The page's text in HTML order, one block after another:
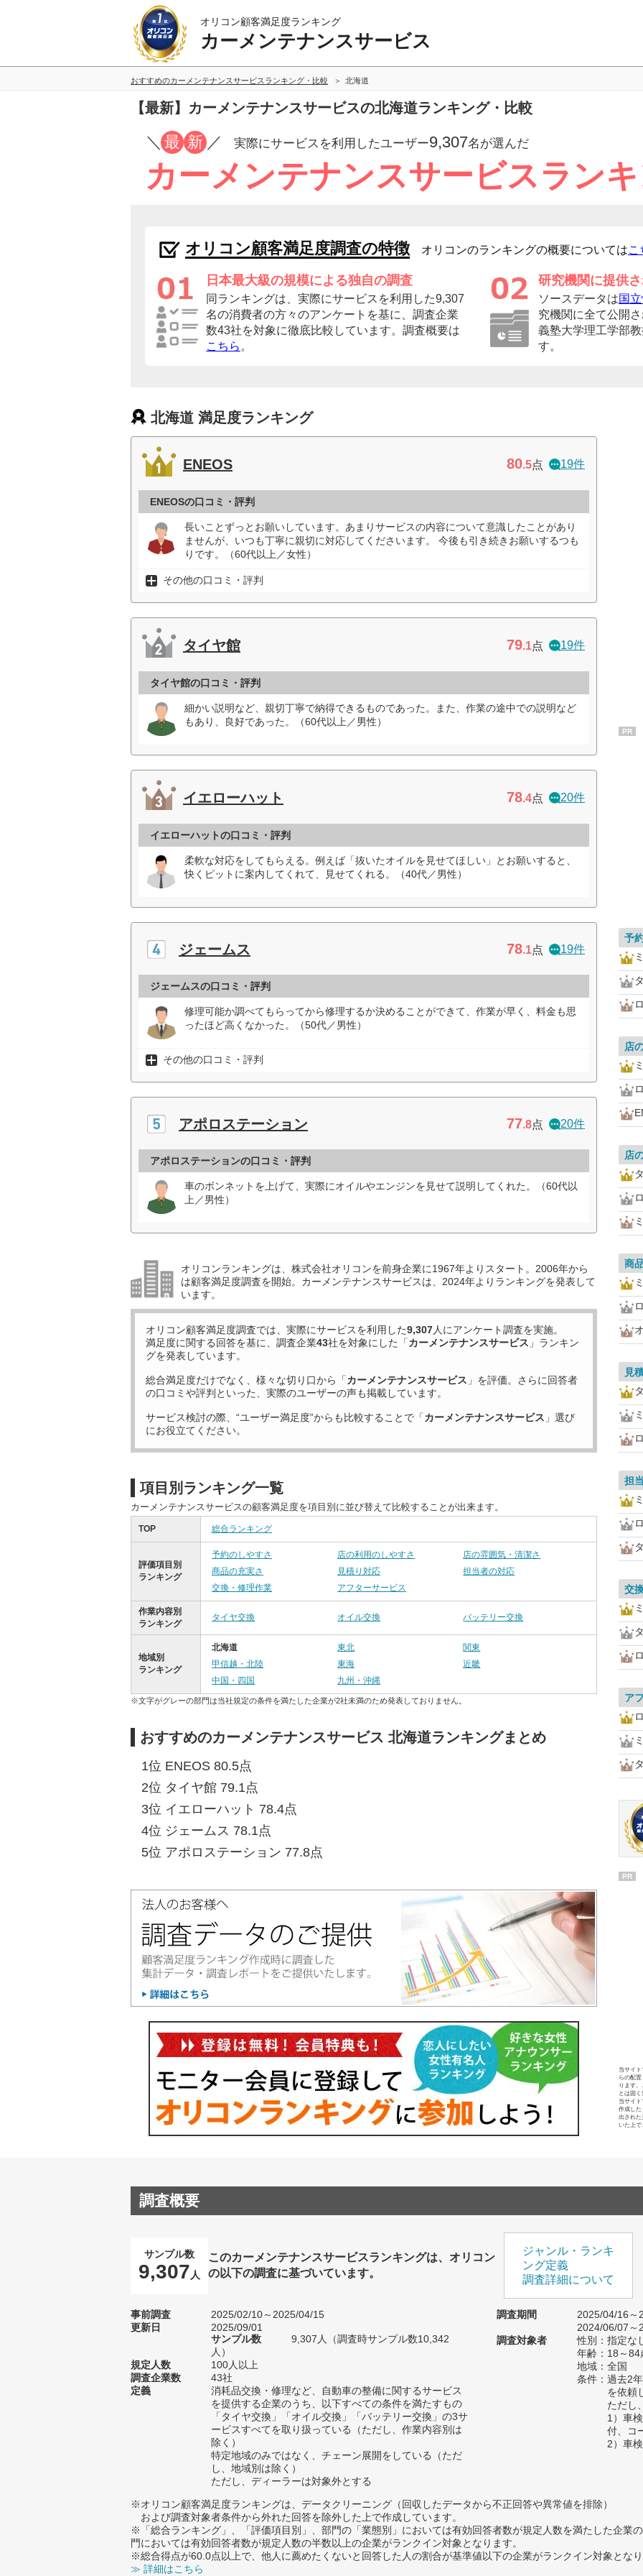
オリコン顧客満足度ランキング
カーメンテナンスサービス
おすすめのカーメンテナンスサービスランキング・比較 北海道
【最新】カーメンテナンスサービスの北海道ランキング・比較
／ 最 新 ／ 実際にサービスを利用したユーザー9,307名が選んだ
カーメンテナンスサービスラン
オリコン顧客満足度調査の特徴 オリコンのランキングの概要についてはこ
日本最大級の規模による独自の調査
同ランキングは、実際にサービスを利用した9,307
名の消費者の方々のアンケートを基に、調査企業
数43社を対象に徹底比較しています。調査概要は
こちら 。
研究機関に提供
ソースデータは国
究機関に全て公開
義塾大学理工学部教
す。
北海道 満足度ランキング
ENEOS 80.5点 19件
ENEOSの口コミ・評判
長いことずっとお願いしています。あまりサービスの内容について意識したことがあり
ませんが、いつも丁寧に親切に対応してくださいます。 今後も引き続きお願いするつも
りです。（60代以上／女性）
その他の口コミ・評判
タイヤ館 79.1点 19件
タイヤ館の口コミ・評判
細かい説明など、親切丁寧で納得できるものであった。また、作業の途中での説明など
もあり、良好であった。（60代以上／男性）
イエローハット 78.4点 20件
イエローハットの口コミ・評判
柔軟な対応をしてもらえる。例えば「抜いたオイルを見せてほしい」とお願いすると、
快くピットに案内してくれて、見せてくれる。（40代／男性）
ジェームス 78.1点 19件
ジェームスの口コミ・評判
修理可能か調べてもらってから修理するか決めることができて、作業が早く、料金も思
ったほど高くなかった。（50代／男性）
その他の口コミ・評判
アポロステーション 77.8点 20件
アポロステーションの口コミ・評判
車のボンネットを上げて、実際にオイルやエンジンを見せて説明してくれた。（60代以
上／男性）
オリコンランキングは、株式会社オリコンを前身企業に1967年よりスタート。2006年から
は顧客満足度調査を開始。カーメンテナンスサービスは、2024年よりランキングを発表して
います。
オリコン顧客満足度調査では、実際にサービスを利用した9,307人にアンケート調査を実施。
満足度に関する回答を基に、調査企業43社を対象にした「カーメンテナンスサービス 」ランキン
グを発表しています。
総合満足度だけでなく、様々な切り口から「カーメンテナンスサービス 」を評価。さらに回答者
の口コミや評判といった、実際のユーザーの声も掲載しています。
サービス検討の際、“ユーザー満足度”からも比較することで「カーメンテナンスサービス 」選び
にお役立てください。
項目別ランキング一覧
カーメンテナンスサービスの顧客満足度を項目別に並び替えて比較することが出来ます。
TOP 総合ランキング
評価項目別
ランキング
予約のしやすさ 店の利用のしやすさ
店の雰囲気・清潔さ
商品の充実さ
見積り対応
担当者の対応
交換・修理作業
アフターサービス
作業内容別
ランキング
タイヤ交換 オイル交換 バッテリー交換
地域別
ランキング
北海道 東北
関東
甲信越・北陸
東海
近畿
中国・四国
九州・沖縄
※文字がグレーの部門は当社規定の条件を満たした企業が2社未満のため発表しておりません。
おすすめのカーメンテナンスサービス 北海道ランキングまとめ
1位 ENEOS 80.5点
2位 タイヤ館 79.1点
3位 イエローハット 78.4点
4位 ジェームス 78.1点
5位 アポロステーション 77.8点
PR
予
店
店
商
見
担
交
ア
PR
当サイ
らの配
ります
とは固く
当サイ
作成した
出された
いた上で
調査概要
サンプル数
9,307 人
このカーメンテナンスサービスランキングは、オリコン
の以下の調査に基づいています。
ジャンル・ランキ
ング定義
調査詳細について
事前調査
2025/02/10～2025/04/15
更新日
2025/09/01
サンプル数
9,307人（調査時サンプル数10,342
人）
規定人数
100人以上
調査企業数
43社
定義
消耗品交換・修理など、自動車の整備に関するサービス
を提供する企業のうち、以下すべての条件を満たすもの
「タイヤ交換」「オイル交換」「バッテリー交換」の3サ
ービスすべてを取り扱っている（ただし、作業内容別は
除く）
特定地域のみではなく、チェーン展開をしている（ただ
し、地域別は除く）
ただし、ディーラーは対象外とする
調査期間
2025/04/16～
2024/06/07～
調査対象者
性別：指定な
年齢：18～84
地域：全国
条件：過去2
を依頼
ただし
1）車
付、コ
2）車
※オリコン顧客満足度ランキングは、データクリーニング（回収したデータから不正回答や異常値を排除）
および調査対象者条件から外れた回答を除外した上で作成しています。
※「総合ランキング」、「評価項目別」、部門の「業態別」においては有効回答者数が規定人数を満たした企業
門においては有効回答者数が規定人数の半数以上の企業がランクイン対象となります。
※総合得点が60.0点以上で、他人に薦めたくないと回答した人の割合が基準値以下の企業がランクイン対象となり
≫ 詳細はこちら